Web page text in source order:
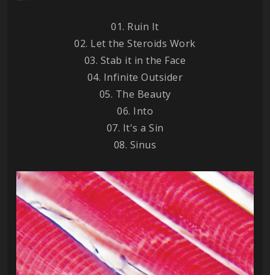
01. Ruin It
02. Let the Steroids Work
03. Stab it in the Face
04. Infinite Outsider
05. The Beauty
06. Into
07. It's a Sin
08. Sinus